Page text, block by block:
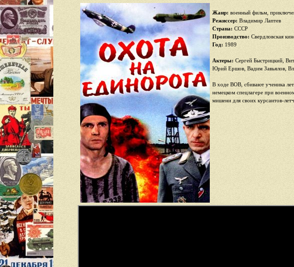
Жанр:военный фильм,
Режиссер: Владимир Лаптев
Страна: СССР
Производство: Свердловская
Год: 1989
Актеры: Сергей Быстрицкий,
Юрий Ершов, Вадим Завьялов,
В ходе ВОВ, сбивают ученика
немецком спецлагере при
мишени для своих курсантов-